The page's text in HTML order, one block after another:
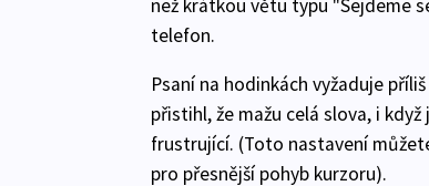
než krátkou větu typu "Sejdeme
telefon.
Psaní na hodinkách vyžaduje
přistihl, že mažu celá slova, i
frustrující. (Toto nastavení
pro přesnější pohyb kurzoru).